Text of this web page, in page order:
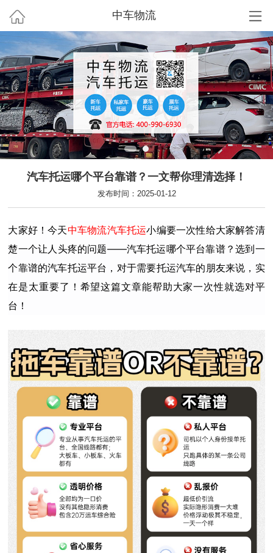
中车物流
汽车托运哪个平台靠谱？一文帮你理清选择！
发布时间：2025-01-12
大家好！今天中车物流汽车托运小编要一次性给大家解答清
楚一个让人头疼的问题——汽车托运哪个平台靠谱？选到一
个靠谱的汽车托运平台，对于需要托运汽车的朋友来说，实
在是太重要了！希望这篇文章能帮助大家一次性就选对平
台！